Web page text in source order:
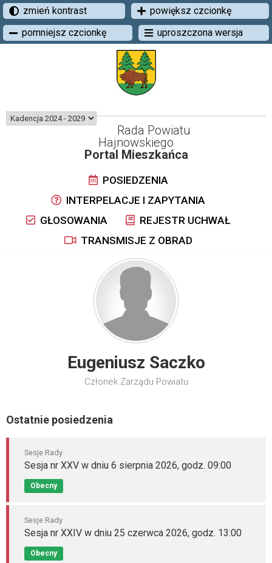
zmień kontrast
powiększ czcionkę
pomniejsz czcionkę
uproszczona wersja
Rada Powiatu
Hajnowskiego
Portal Mieszkańca
POSIEDZENIA
INTERPELACJE I ZAPYTANIA
GŁOSOWANIA
REJESTR UCHWAŁ
TRANSMISJE Z OBRAD
Eugeniusz Saczko
Członek Zarządu Powiatu
Ostatnie posiedzenia
Sesje Rady
Sesja nr XXV w dniu 6 sierpnia 2026, godz. 09:00
Obecny
Sesje Rady
Sesja nr XXIV w dniu 25 czerwca 2026, godz. 13:00
Obecny